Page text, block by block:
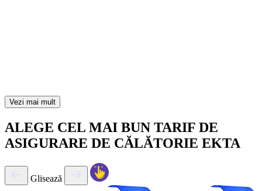
Vezi mai mult
ALEGE CEL MAI BUN TARIF DE
ASIGURARE DE CĂLĂTORIE EKTA
Glisează